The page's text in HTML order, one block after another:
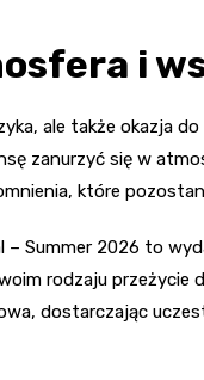
i
ale także okazja
zanurzyć się w
które
– Summer 2026 to
rodzaju przeżycie
dostarczając